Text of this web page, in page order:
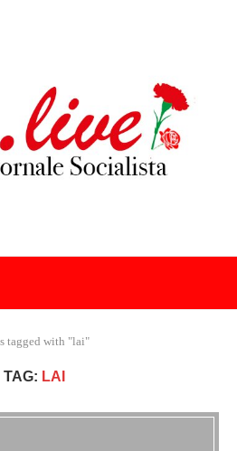
tagged with "lai"
TAG: LAI